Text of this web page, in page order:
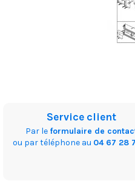
Service client
Par le formulaire de
ou par téléphone au 04 67 28